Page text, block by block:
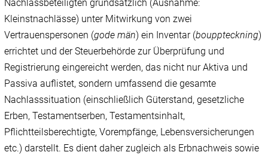
Nachlassbeteiligten grundsätzlich (Ausnahme:
Kleinstnachlässe) unter Mitwirkung von zwei
Vertrauenspersonen (gode män) ein Inventar (bouppteckning)
errichtet und der Steuerbehörde zur Überprüfung und
Registrierung eingereicht werden, das nicht nur Aktiva und
Passiva auflistet, sondern umfassend die gesamte
Nachlasssituation (einschließlich Güterstand, gesetzliche
Erben, Testamentserben, Testamentsinhalt,
Pflichtteilsberechtigte, Vorempfänge, Lebensversicherungen
etc.) darstellt. Es dient daher zugleich als Erbnachweis sowie